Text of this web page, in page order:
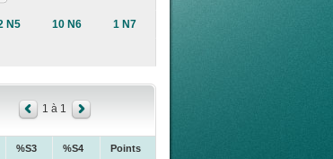
N5 10 N6 1 N7
1 à 1
%S3 %S4 Points